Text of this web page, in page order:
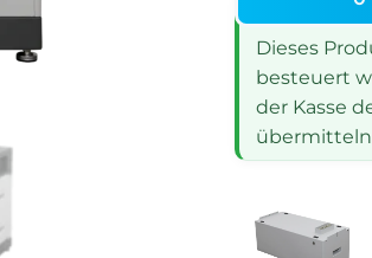
Dieses
besteuert
der Kasse